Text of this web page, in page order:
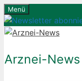
Zum
Inhalt
springen
Menü
Arznei-News